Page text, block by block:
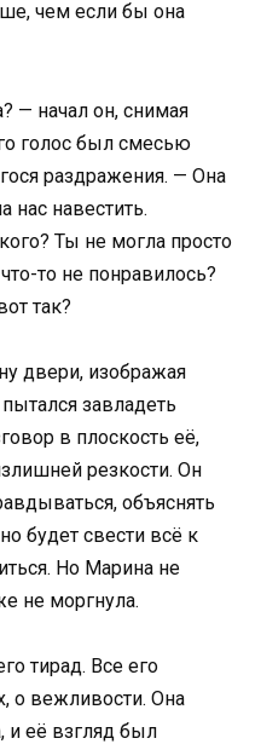
чем если бы она
— начал он, снимая
голос был смесью
раздражения. — Она
нас навестить.
Ты не могла просто
то не понравилось?
так?
двери, изображая
завладеть
в плоскость её,
резкости. Он
объяснять
будет свести всё к
Но Марина не
не моргнула.
тирад. Все его
о вежливости. Она
и её взгляд был